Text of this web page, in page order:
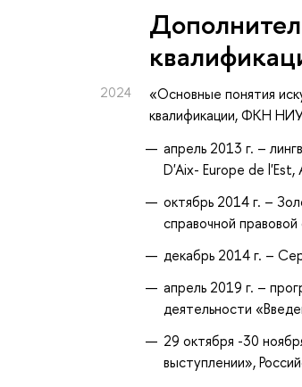
2024 «Основные понятия
квалификации, ФКН
апрель 2013 г. –
D'Aix- Europe de l'Est,
октябрь 2014 г. –
справочной
декабрь 2014 г. –
апрель 2019 г. –
деятельности
29 октября -30
выступлении»,